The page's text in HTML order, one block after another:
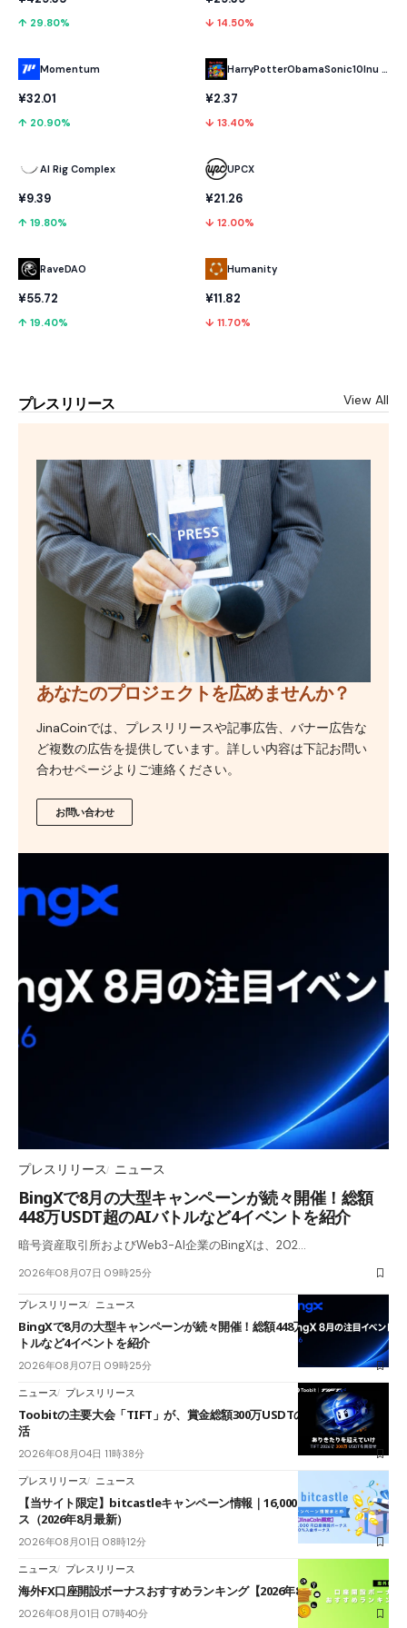
↑ 29.80%
Momentum
¥32.01
↑ 20.90%
AI Rig Complex
¥9.39
↑ 19.80%
RaveDAO
¥55.72
↑ 19.40%
↓ 14.50%
HarryPotterObamaSonic10Inu (ETH)
¥2.37
↓ 13.40%
UPCX
¥21.26
↓ 12.00%
Humanity
¥11.82
↓ 11.70%
プレスリリース View All
あなたのプロジェクトを広めませんか？
JinaCoinでは、プレスリリースや記事広告、バナー広告な
ど複数の広告を提供しています。詳しい内容は下記お問い
合わせページよりご連絡ください。
お問い合わせ
プレスリリース ニュース
BingXで8月の大型キャンペーンが続々開催！総額
448万USDT超のAIバトルなど4イベントを紹介
暗号資産取引所およびWeb3-AI企業のBingXは、202…
2026年08月07日 09時25分
プレスリリース ニュース
BingXで8月の大型キャンペーンが続々開催！総額448万USDT超のAIバ
トルなど4イベントを紹介
2026年08月07日 09時25分
ニュース プレスリリース
Toobitの主要大会「TIFT」が、賞金総額300万USDTのレースとして復
活
2026年08月04日 11時38分
プレスリリース ニュース
【当サイト限定】bitcastleキャンペーン情報｜16,000円口座開設ボーナ
ス（2026年8月最新）
2026年08月01日 08時12分
ニュース プレスリリース
海外FX口座開設ボーナスおすすめランキング【2026年8月最新】
2026年08月01日 07時40分